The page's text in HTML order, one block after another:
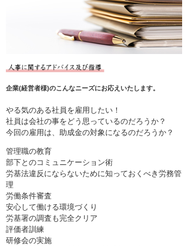
企業(経営者様)のこんなニーズにお応えいたします。
やる気のある社員を雇用したい！
社員は会社の事をどう思っているのだろうか？
今回の雇用は、助成金の対象になるのだろうか？
管理職の教育
部下とのコミュニケーション術
労基法違反にならないために知っておくべき労務管
理
労働条件審査
安心して働ける環境づくり
労基署の調査も完全クリア
評価者訓練
研修会の実施